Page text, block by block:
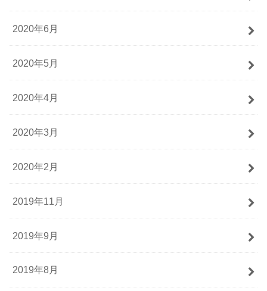
2020年6月
2020年5月
2020年4月
2020年3月
2020年2月
2019年11月
2019年9月
2019年8月